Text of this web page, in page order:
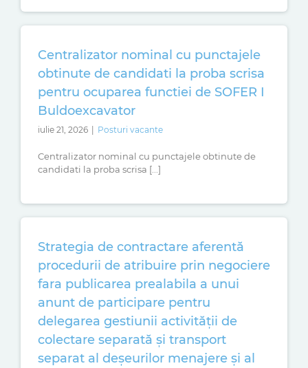
Centralizator nominal cu punctajele
obtinute de candidati la proba scrisa
pentru ocuparea functiei de SOFER I
Buldoexcavator
iulie 21, 2026 | Posturi vacante
Centralizator nominal cu punctajele obtinute de
candidati la proba scrisa [...]
Strategia de contractare aferentă
procedurii de atribuire prin negociere
fara publicarea prealabila a unui
anunt de participare pentru
delegarea gestiunii activității de
colectare separată și transport
separat al deșeurilor menajere și al